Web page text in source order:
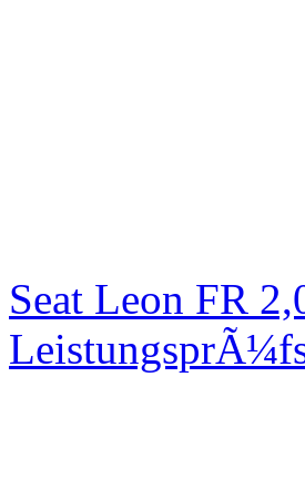
Seat Leon FR